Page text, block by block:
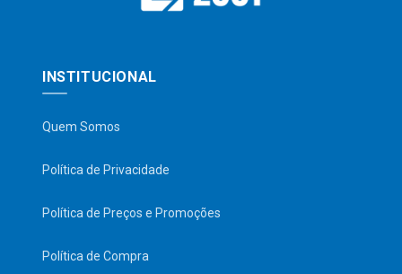
INSTITUCIONAL
Quem Somos
Política de Privacidade
Política de Preços e Promoções
Política de Compra